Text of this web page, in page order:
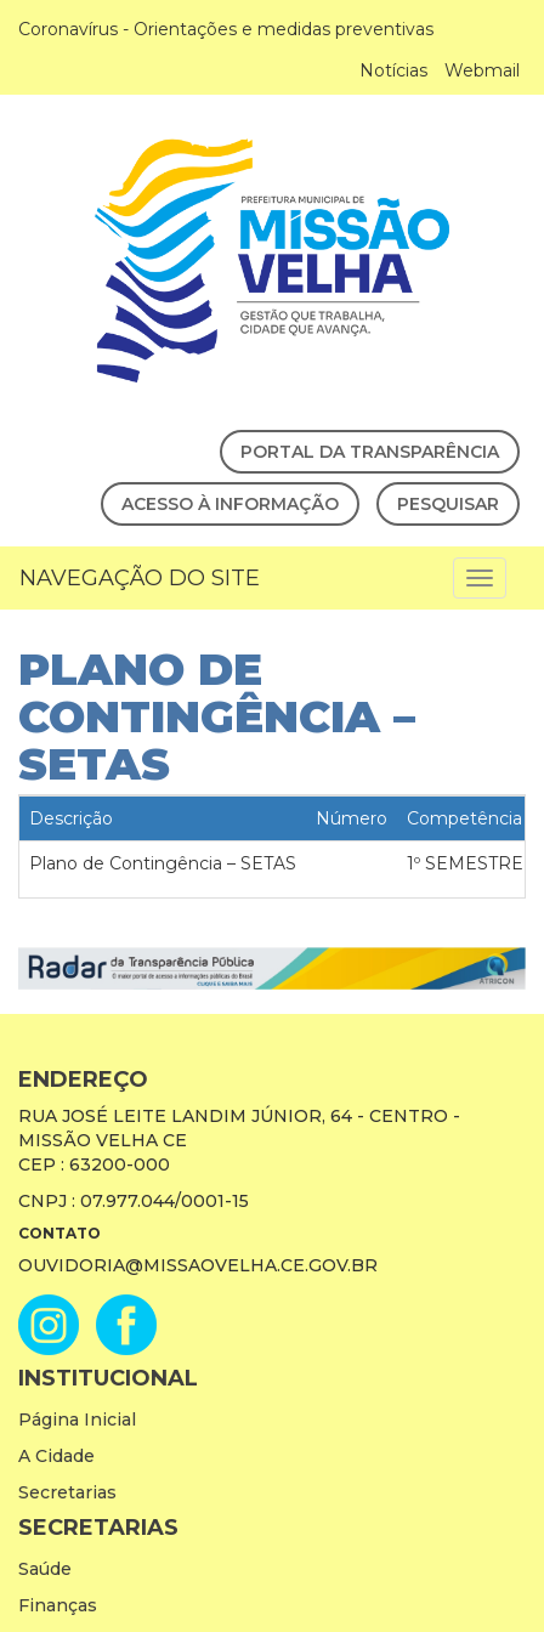
Coronavírus - Orientações e medidas preventivas
Notícias
Webmail
PORTAL DA TRANSPARÊNCIA
ACESSO À INFORMAÇÃO PESQUISAR
NAVEGAÇÃO DO SITE
PLANO DE
CONTINGÊNCIA –
SETAS
Descrição Número Competência
Plano de Contingência – SETAS 1º SEMESTRE
ENDEREÇO
RUA JOSÉ LEITE LANDIM JÚNIOR, 64 - CENTRO -
MISSÃO VELHA CE
CEP : 63200-000
CNPJ : 07.977.044/0001-15
CONTATO
OUVIDORIA@MISSAOVELHA.CE.GOV.BR
INSTITUCIONAL
Página Inicial
A Cidade
Secretarias
SECRETARIAS
Saúde
Finanças